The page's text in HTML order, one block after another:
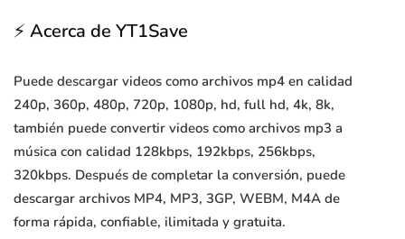
⚡ Acerca de YT1Save
Puede descargar videos como archivos mp4 en calidad
240p, 360p, 480p, 720p, 1080p, hd, full hd, 4k, 8k,
también puede convertir videos como archivos mp3 a
música con calidad 128kbps, 192kbps, 256kbps,
320kbps. Después de completar la conversión, puede
descargar archivos MP4, MP3, 3GP, WEBM, M4A de
forma rápida, confiable, ilimitada y gratuita.